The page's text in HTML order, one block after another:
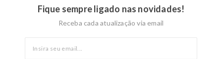
Fique sempre ligado nas novidades!
Receba cada atualização via email